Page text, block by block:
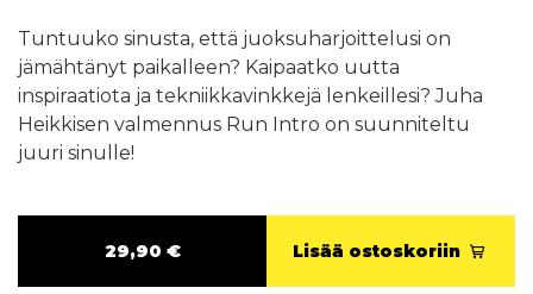
Tuntuuko sinusta, että juoksuharjoittelusi on
jämähtänyt paikalleen? Kaipaatko uutta
inspiraatiota ja tekniikkavinkkejä lenkeillesi? Juha
Heikkisen valmennus Run Intro on suunniteltu
juuri sinulle!
29,90 € Lisää ostoskoriin